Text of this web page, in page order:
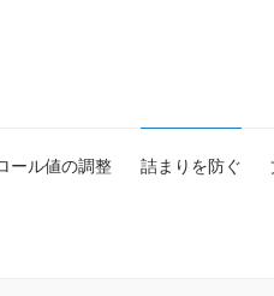
ール値の調整 詰まりを防ぐ